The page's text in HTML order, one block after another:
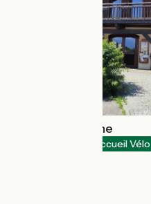
Cordon Tourisme
Accueil Vélo